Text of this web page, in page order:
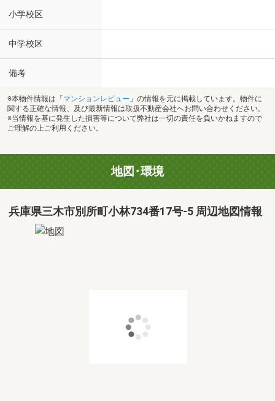
小学校区
中学校区
備考
※本物件情報は「 マンションレビュー 」の情報を元に掲載しています。物件に
関する正確な情報、及び最新情報は取扱不動産会社へお問い合わせください。
※当情報を基に発生した損害等について弊社は一切の責任を負いかねますので
ご理解の上ご利用ください。
地図･環境
兵庫県三木市別所町小林734番17号-5 周辺地図情報